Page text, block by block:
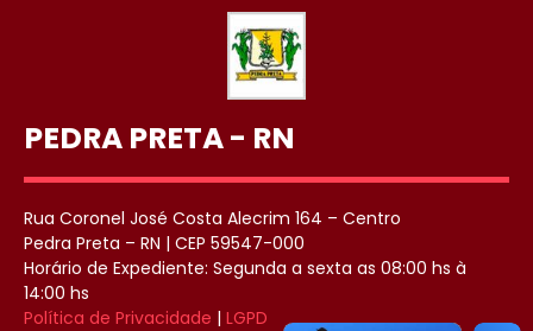
PEDRA PRETA - RN
Rua Coronel José Costa Alecrim 164 – Centro
Pedra Preta – RN | CEP 59547-000
Horário de Expediente: Segunda a sexta as 08:00 hs à
14:00 hs
Política de Privacidade | LGPD